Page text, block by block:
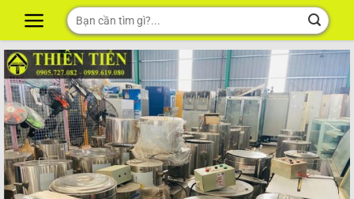
content
Tìm
kiếm: